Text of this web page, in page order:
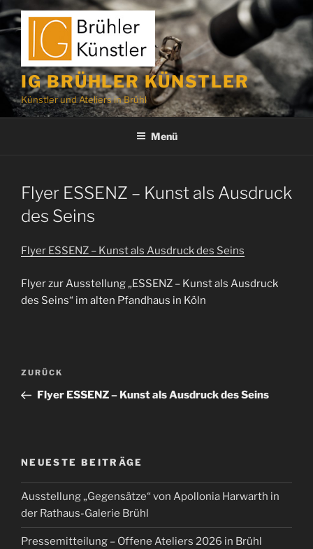
Zum
Inhalt
springen
IG BRÜHLER KÜNSTLER
Künstler und Ateliers in Brühl
Menü
Flyer ESSENZ – Kunst als Ausdruck
des Seins
Flyer ESSENZ – Kunst als Ausdruck des Seins
Flyer zur Ausstellung „ESSENZ – Kunst als Ausdruck
des Seins“ im alten Pfandhaus in Köln
Beitragsnavigation
Vorheriger
Beitrag
ZURÜCK
Flyer ESSENZ – Kunst als Ausdruck des Seins
NEUESTE BEITRÄGE
Ausstellung „Gegensätze“ von Apollonia Harwarth in
der Rathaus-Galerie Brühl
Pressemitteilung – Offene Ateliers 2026 in Brühl